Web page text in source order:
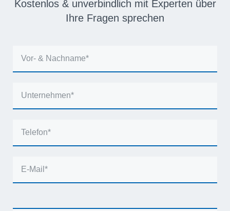
Kostenlos & unverbindlich mit Experten über
Ihre Fragen sprechen